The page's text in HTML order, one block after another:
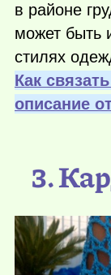
в районе
может быть
стилях
Как
описание
3.